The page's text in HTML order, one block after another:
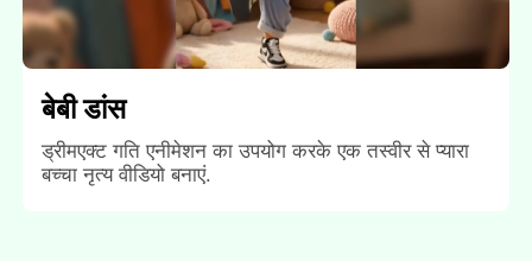
बेबी डांस
ड्रीमएक्ट गति एनीमेशन का उपयोग करके एक तस्वीर से प्यारा
बच्चा नृत्य वीडियो बनाएं.